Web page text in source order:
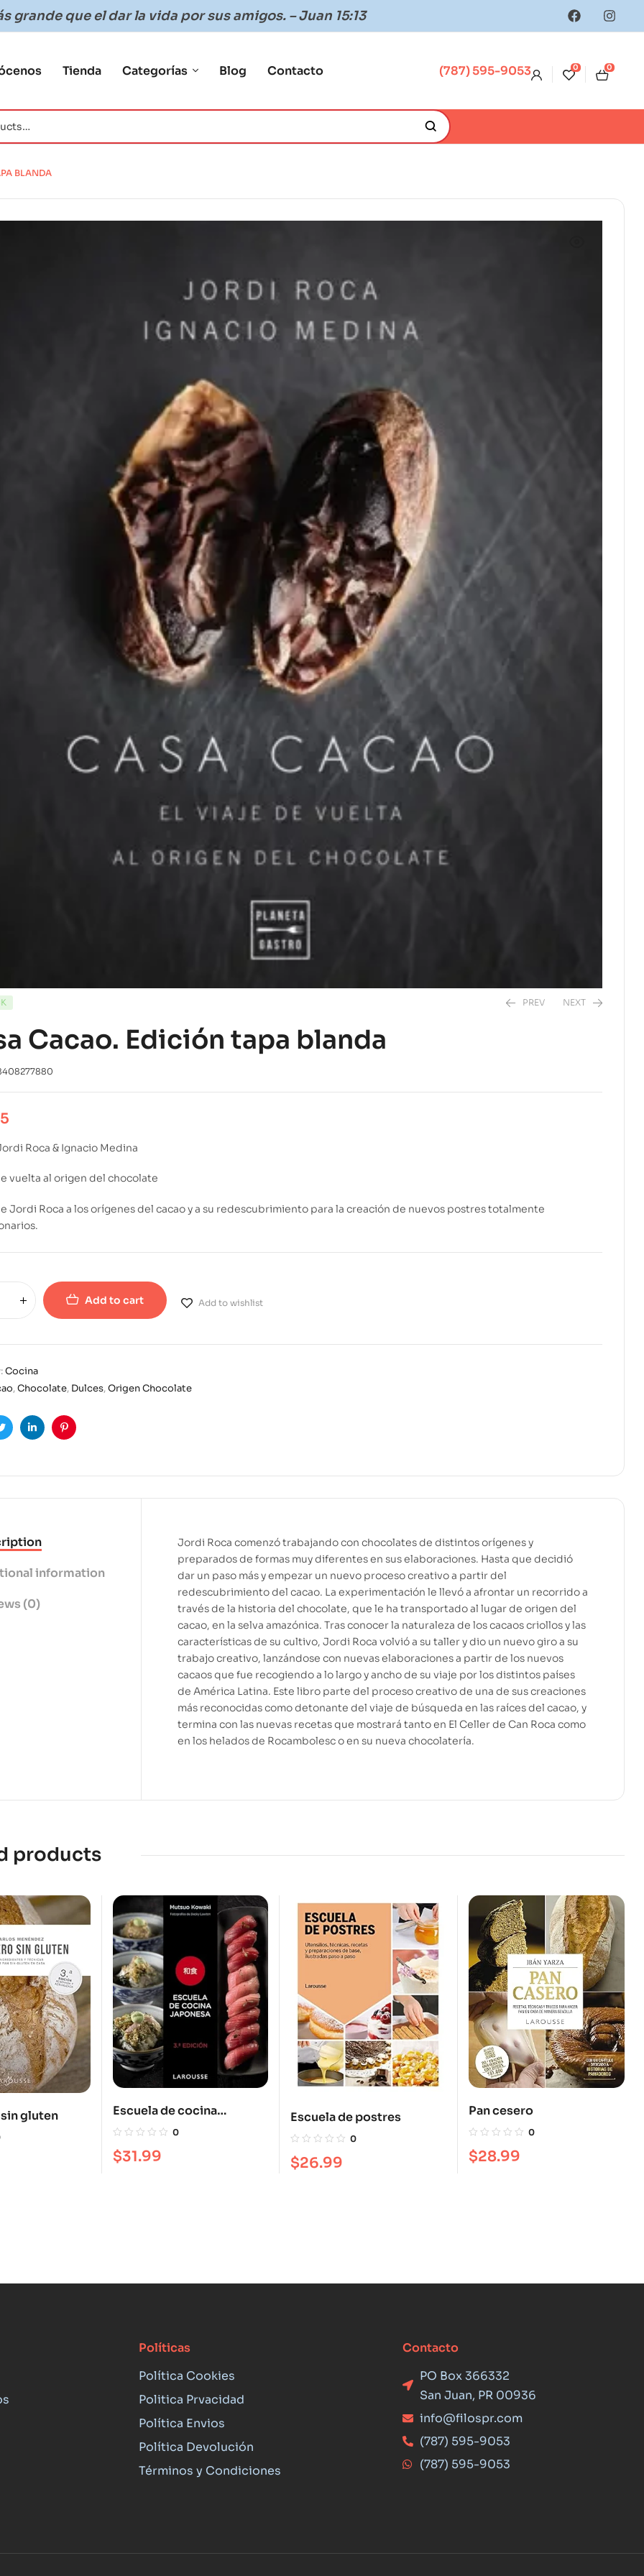
grande que el dar la vida por sus amigos. – Juan 15:13
Tienda Categorías Blog Contacto (787) 595-9053 0 0
BLANDA
PREV NEXT
Cacao. Edición tapa blanda
Roca & Ignacio Medina
vuelta al origen del chocolate
Jordi Roca a los orígenes del cacao y a su redescubrimiento para la creación de nuevos postres totalmente
Add to cart Add to wishlist
Cocina
,Chocolate, Dulces,Origen Chocolate
TwitterLinkedinPinterest
information
(0)
Jordi Roca comenzó trabajando con chocolates de distintos orígenes y
preparados de formas muy diferentes en sus elaboraciones. Hasta que decidió
dar un paso más y empezar un nuevo proceso creativo a partir del
redescubrimiento del cacao. La experimentación le llevó a afrontar un recorrido a
través de la historia del chocolate, que le ha transportado al lugar de origen del
cacao, en la selva amazónica. Tras conocer la naturaleza de los cacaos criollos y las
características de su cultivo, Jordi Roca volvió a su taller y dio un nuevo giro a su
trabajo creativo, lanzándose con nuevas elaboraciones a partir de los nuevos
cacaos que fue recogiendo a lo largo y ancho de su viaje por los distintos países
de América Latina. Este libro parte del proceso creativo de una de sus creaciones
más reconocidas como detonante del viaje de búsqueda en las raíces del cacao, y
termina con las nuevas recetas que mostrará tanto en El Celler de Can Roca como
en los helados de Rocambolesc o en su nueva chocolatería.
products
gluten
Escuela de cocina
japonesa
0
$31.99
Escuela de postres
0
$26.99
Pan cesero
0
$28.99
Políticas
Política Cookies
Politica Prvacidad
Política Envios
Política Devolución
Términos y Condiciones
Contacto
PO Box 366332
San Juan, PR 00936
info@filospr.com
(787) 595-9053
(787) 595-9053